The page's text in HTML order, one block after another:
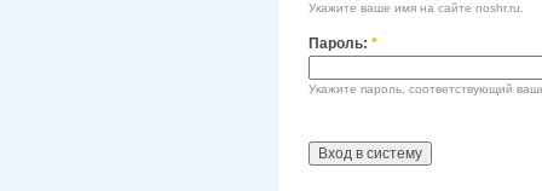
Укажите ваше имя на сайте noshr.ru.
Пароль: *
Укажите пароль, соответствующий